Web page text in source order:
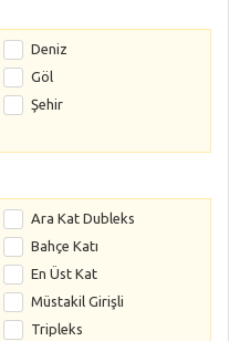
Deniz
Göl
Şehir
Ara Kat Dubleks
Bahçe Katı
En Üst Kat
Müstakil Girişli
Tripleks